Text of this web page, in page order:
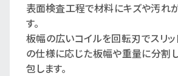
表面検査工程で材料にキズや汚れ
す。
板幅の広いコイルを回転刃でスリッ
の仕様に応じた板幅や重量に分割
包します。